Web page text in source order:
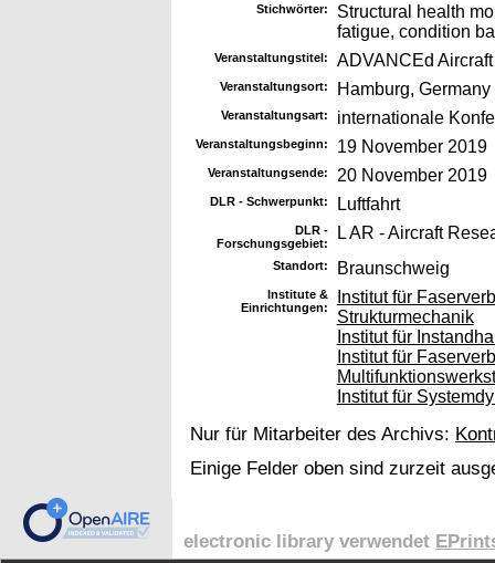
Stichwörter:
Structural health
fatigue, condition
Veranstaltungstitel: ADVANCEd
Veranstaltungsort: Hamburg, Germany
Veranstaltungsart: internationale
Veranstaltungsbeginn: 19 November 2019
Veranstaltungsende: 20 November 2019
DLR - Schwerpunkt: Luftfahrt
DLR -
Forschungsgebiet:
L AR - Aircraft
Standort: Braunschweig
Institute &
Einrichtungen:
Institut für
Strukturmechanik
Institut für
Institut für
Institut für
Nur für Mitarbeiter des Archivs:
Einige Felder oben sind zurzeit
electronic library verwendet